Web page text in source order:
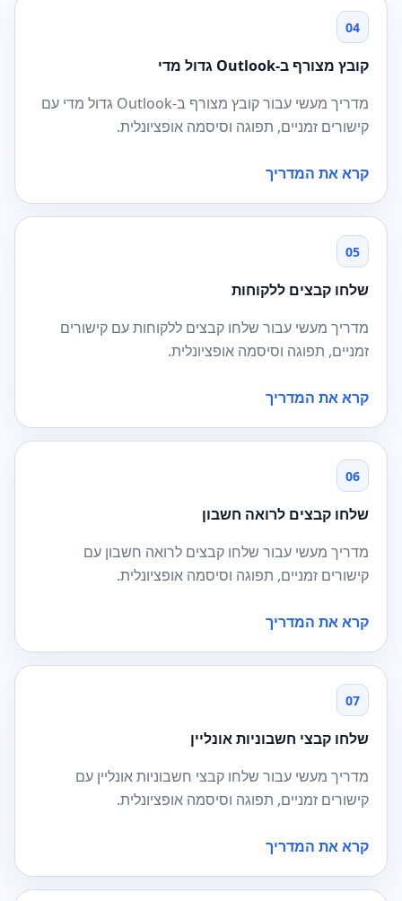
04
קובץ מצורף ב-Outlook גדול מדי
מדריך מעשי עבור קובץ מצורף ב-Outlook גדול מדי עם
קישורים זמניים, תפוגה וסיסמה אופציונלית.
קרא את המדריך
05
שלחו קבצים ללקוחות
מדריך מעשי עבור שלחו קבצים ללקוחות עם קישורים
זמניים, תפוגה וסיסמה אופציונלית.
קרא את המדריך
06
שלחו קבצים לרואה חשבון
מדריך מעשי עבור שלחו קבצים לרואה חשבון עם
קישורים זמניים, תפוגה וסיסמה אופציונלית.
קרא את המדריך
07
שלחו קבצי חשבוניות אונליין
מדריך מעשי עבור שלחו קבצי חשבוניות אונליין עם
קישורים זמניים, תפוגה וסיסמה אופציונלית.
קרא את המדריך